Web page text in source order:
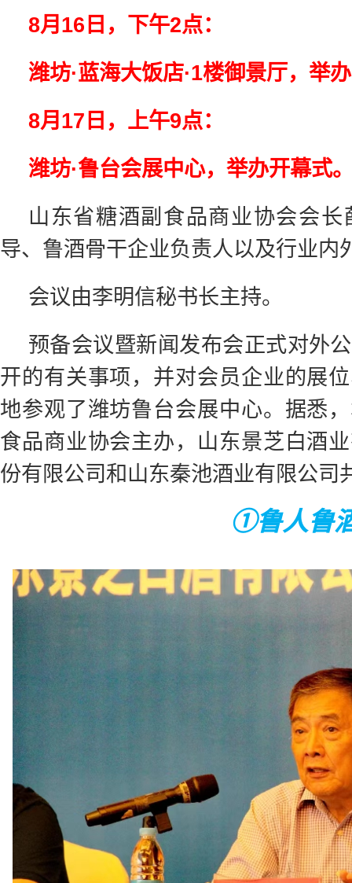
8月16日，下午2点：
潍坊·蓝海大饭店·1楼御景厅，举
8月17日，上午9点：
潍坊·鲁台会展中心，举办开幕式
山东省糖酒副食品商业协会会
导、鲁酒骨干企业负责人以及行业内
会议由李明信秘书长主持。
预备会议暨新闻发布会正式对外
开的有关事项，并对会员企业的展
地参观了潍坊鲁台会展中心。据悉
食品商业协会主办，山东景芝白酒
份有限公司和山东秦池酒业有限公司
①鲁人鲁